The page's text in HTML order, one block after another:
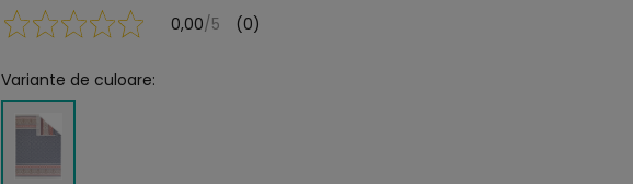
0,00/5 (0)
Variante de culoare: